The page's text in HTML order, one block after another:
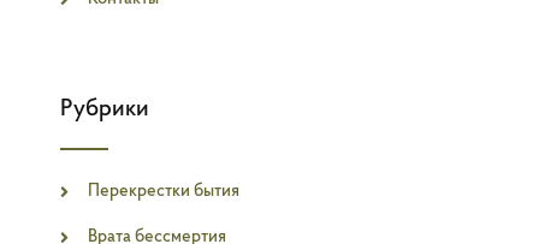
Рубрики
Перекрестки бытия
Врата бессмертия